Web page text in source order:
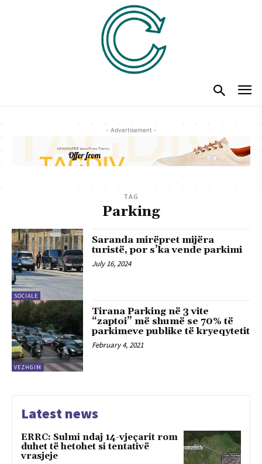
- Advertisement -
TAG
Parking
SOCIALE
Saranda mirëpret mijëra
turistë, por s’ka vende parkimi
July 16, 2024
VEZHGIM
Tirana Parking në 3 vite
“zaptoi” më shumë se 70% të
parkimeve publike të kryeqytetit
February 4, 2021
Latest news
ERRC: Sulmi ndaj 14-vjeçarit rom
duhet të hetohet si tentativë
vrasjeje